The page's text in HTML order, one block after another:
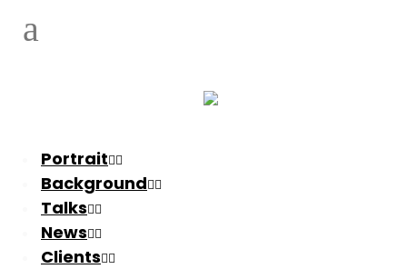
Portrait
Background
Talks
News
Clients